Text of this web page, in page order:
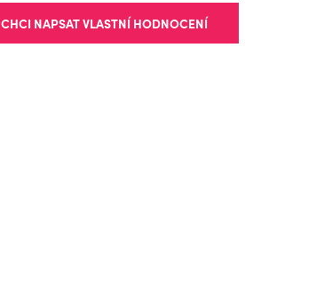
CHCI NAPSAT VLASTNÍ HODNOCENÍ